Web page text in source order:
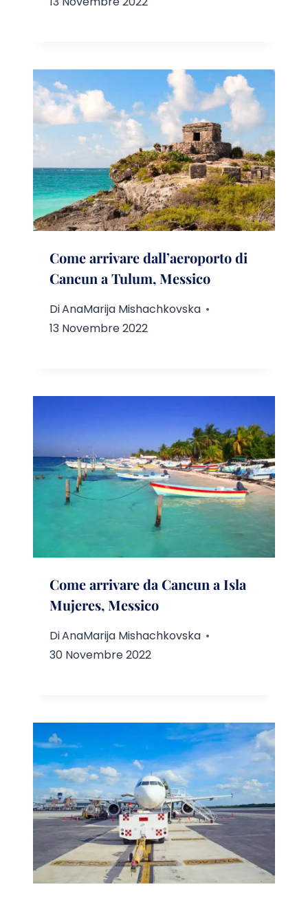
Come arrivare dall’aeroporto di
Cancun a Tulum, Messico
DiAnaMarija Mishachkovska
13 Novembre 2022
Come arrivare da Cancun a Isla
Mujeres, Messico
DiAnaMarija Mishachkovska
30 Novembre 2022